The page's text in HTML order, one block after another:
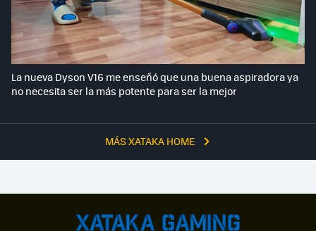
MÁS XATAKA HOME
La nueva Dyson V16 me enseñó que una buena aspiradora ya
no necesita ser la más potente para ser la mejor